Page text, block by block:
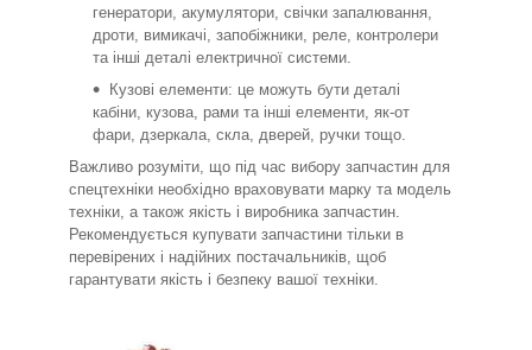
генератори, акумулятори, свічки запалювання,
дроти, вимикачі, запобіжники, реле, контролери
та інші деталі електричної системи.
Кузові елементи: це можуть бути деталі
кабіни, кузова, рами та інші елементи, як-от
фари, дзеркала, скла, дверей, ручки тощо.
Важливо розуміти, що під час вибору запчастин для
спецтехніки необхідно враховувати марку та модель
техніки, а також якість і виробника запчастин.
Рекомендується купувати запчастини тільки в
перевірених і надійних постачальників, щоб
гарантувати якість і безпеку вашої техніки.